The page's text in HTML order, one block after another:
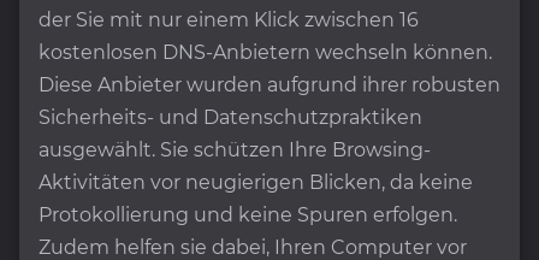
der Sie mit nur einem Klick zwischen 16
kostenlosen DNS-Anbietern wechseln können.
Diese Anbieter wurden aufgrund ihrer robusten
Sicherheits- und Datenschutzpraktiken
ausgewählt. Sie schützen Ihre Browsing-
Aktivitäten vor neugierigen Blicken, da keine
Protokollierung und keine Spuren erfolgen.
Zudem helfen sie dabei, Ihren Computer vor